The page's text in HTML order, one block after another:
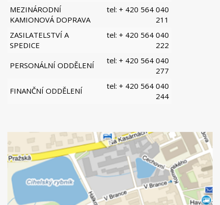
MEZINÁRODNÍ
KAMIONOVÁ DOPRAVA
tel: + 420 564 040
211
ZASILATELSTVÍ A
SPEDICE
tel: + 420 564 040
222
PERSONÁLNÍ ODDĚLENÍ
tel: + 420 564 040
277
FINANČNÍ ODDĚLENÍ
tel: + 420 564 040
244